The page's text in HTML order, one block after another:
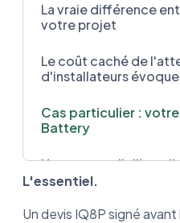
L'essentiel.
Un devis IQ8P signé
La vraie différence
votre projet
Le coût caché de
d'installateurs
Cas particulier :
Battery
Notre conseil